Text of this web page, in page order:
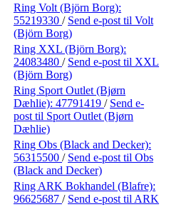
Ring Volt (Björn Borg):
55219330 / Send e-post til Volt
(Björn Borg)
Ring XXL (Björn Borg):
24083480 / Send e-post til XXL
(Björn Borg)
Ring Sport Outlet (Bjørn
Dæhlie): 47791419 / Send e-
post til Sport Outlet (Bjørn
Dæhlie)
Ring Obs (Black and Decker):
56315500 / Send e-post til Obs
(Black and Decker)
Ring ARK Bokhandel (Blafre):
96625687 / Send e-post til ARK